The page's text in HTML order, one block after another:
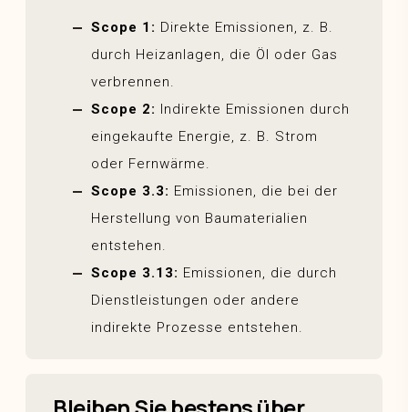
Scope 1: Direkte Emissionen, z. B.
durch Heizanlagen, die Öl oder Gas
verbrennen.
Scope 2: Indirekte Emissionen durch
eingekaufte Energie, z. B. Strom
oder Fernwärme.
Scope 3.3: Emissionen, die bei der
Herstellung von Baumaterialien
entstehen.
Scope 3.13: Emissionen, die durch
Dienstleistungen oder andere
indirekte Prozesse entstehen.